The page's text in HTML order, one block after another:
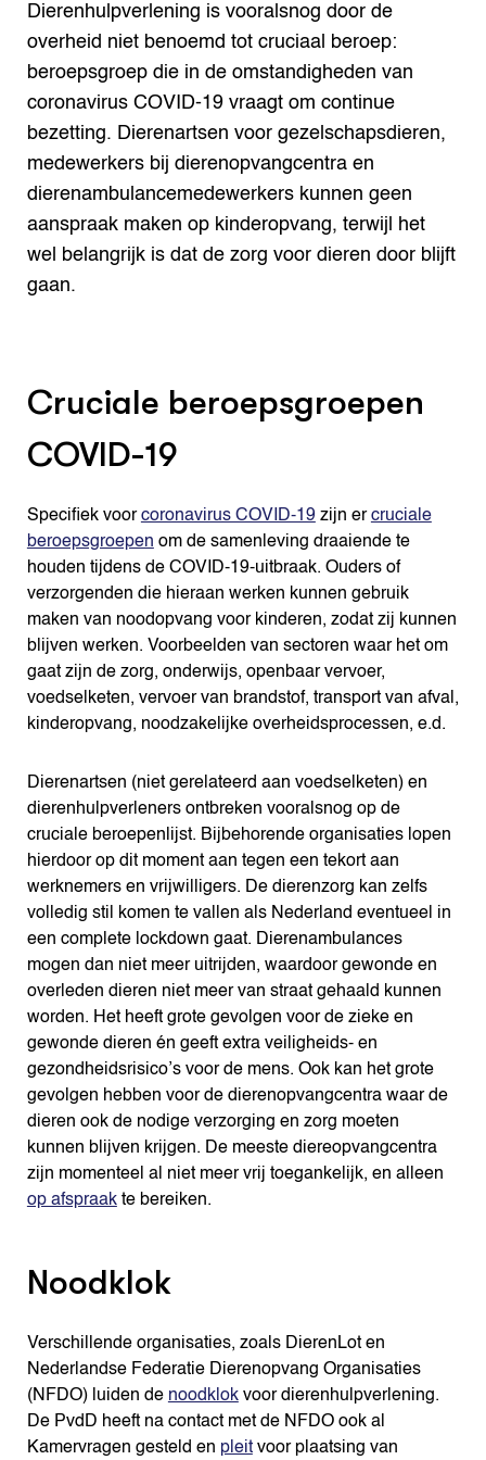
Dierenhulpverlening is vooralsnog door de
overheid niet benoemd tot cruciaal beroep:
beroepsgroep die in de omstandigheden van
coronavirus COVID-19 vraagt om continue
bezetting. Dierenartsen voor gezelschapsdieren,
medewerkers bij dierenopvangcentra en
dierenambulancemedewerkers kunnen geen
aanspraak maken op kinderopvang, terwijl het
wel belangrijk is dat de zorg voor dieren door blijft
gaan.
Cruciale beroepsgroepen
COVID-19
Specifiek voorcoronavirus COVID-19zijn ercruciale
beroepsgroepen om de samenleving draaiende te
houden tijdens de COVID-19-uitbraak. Ouders of
verzorgenden die hieraan werken kunnen gebruik
maken van noodopvang voor kinderen, zodat zij kunnen
blijven werken. Voorbeelden van sectoren waar het om
gaat zijn de zorg, onderwijs, openbaar vervoer,
voedselketen, vervoer van brandstof, transport van afval,
kinderopvang, noodzakelijke overheidsprocessen, e.d.
Dierenartsen (niet gerelateerd aan voedselketen) en
dierenhulpverleners ontbreken vooralsnog op de
cruciale beroepenlijst. Bijbehorende organisaties lopen
hierdoor op dit moment aan tegen een tekort aan
werknemers en vrijwilligers. De dierenzorg kan zelfs
volledig stil komen te vallen als Nederland eventueel in
een complete lockdown gaat. Dierenambulances
mogen dan niet meer uitrijden, waardoor gewonde en
overleden dieren niet meer van straat gehaald kunnen
worden. Het heeft grote gevolgen voor de zieke en
gewonde dieren én geeft extra veiligheids- en
gezondheidsrisico’s voor de mens. Ook kan het grote
gevolgen hebben voor de dierenopvangcentra waar de
dieren ook de nodige verzorging en zorg moeten
kunnen blijven krijgen. De meeste diereopvangcentra
zijn momenteel al niet meer vrij toegankelijk, en alleen
op afspraakte bereiken.
Noodklok
Verschillende organisaties, zoals DierenLot en
Nederlandse Federatie Dierenopvang Organisaties
(NFDO) luiden de noodklokvoor dierenhulpverlening.
De PvdD heeft na contact met de NFDO ook al
Kamervragen gesteld en pleitvoor plaatsing van